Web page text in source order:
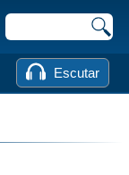
Escutar